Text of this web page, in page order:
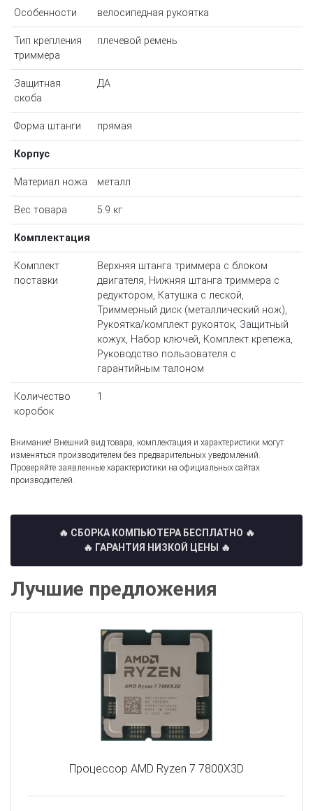
Особенности велосипедная рукоятка
Тип крепления
триммера
плечевой ремень
Защитная
скоба
ДА
Форма штанги прямая
Корпус
Материал ножа металл
Вес товара 5.9 кг
Комплектация
Комплект
поставки
Верхняя штанга триммера с блоком
двигателя, Нижняя штанга триммера с
редуктором, Катушка с леской,
Триммерный диск (металлический нож),
Рукоятка/комплект рукояток, Защитный
кожух, Набор ключей, Комплект крепежа,
Руководство пользователя с
гарантийным талоном
Количество
коробок
1
Внимание! Внешний вид товара, комплектация и характеристики могут
изменяться производителем без предварительных уведомлений.
Проверяйте заявленные характеристики на официальных сайтах
производителей.
🔥 СБОРКА КОМПЬЮТЕРА БЕСПЛАТНО 🔥
🔥 ГАРАНТИЯ НИЗКОЙ ЦЕНЫ 🔥
Лучшие предложения
Процессор AMD Ryzen 7 7800X3D